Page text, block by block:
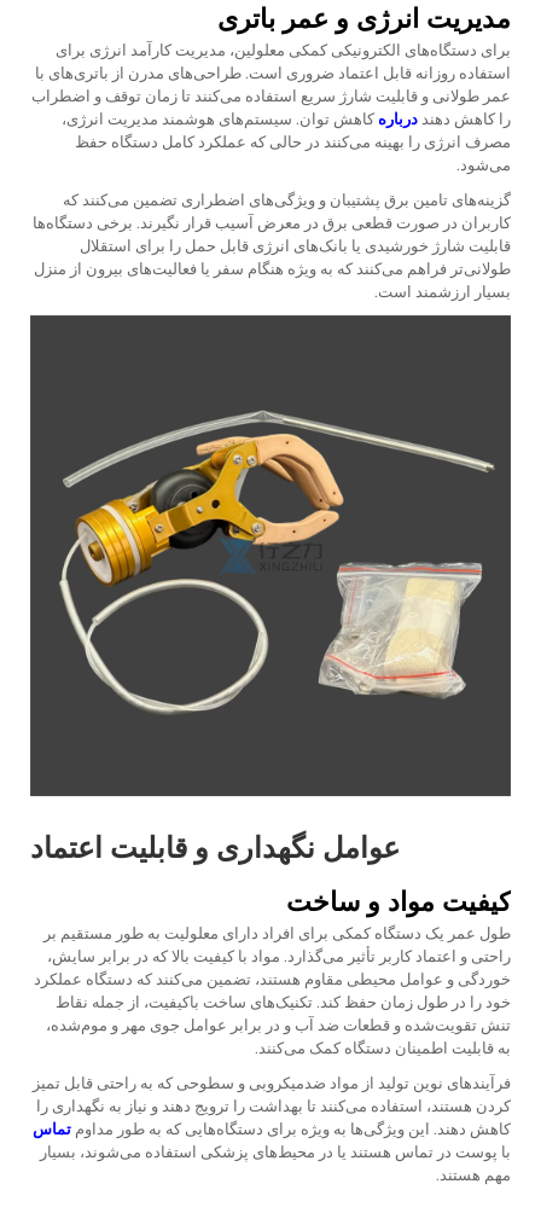
مدیریت انرژی و عمر باتری
برای دستگاه‌های الکترونیکی کمکی معلولین، مدیریت کارآمد انرژی برای
استفاده روزانه قابل اعتماد ضروری است. طراحی‌های مدرن از باتری‌های با
عمر طولانی و قابلیت شارژ سریع استفاده می‌کنند تا زمان توقف و اضطراب
را کاهش دهند دربارهکاهش توان. سیستم‌های هوشمند مدیریت انرژی،
مصرف انرژی را بهینه می‌کنند در حالی که عملکرد کامل دستگاه حفظ
می‌شود.
گزینه‌های تامین برق پشتیبان و ویژگی‌های اضطراری تضمین می‌کنند که
کاربران در صورت قطعی برق در معرض آسیب قرار نگیرند. برخی دستگاه‌ها
قابلیت شارژ خورشیدی یا بانک‌های انرژی قابل حمل را برای استقلال
طولانی‌تر فراهم می‌کنند که به ویژه هنگام سفر یا فعالیت‌های بیرون از منزل
بسیار ارزشمند است.
عوامل نگهداری و قابلیت اعتماد
کیفیت مواد و ساخت
طول عمر یک دستگاه کمکی برای افراد دارای معلولیت به طور مستقیم بر
راحتی و اعتماد کاربر تأثیر می‌گذارد. مواد با کیفیت بالا که در برابر سایش،
خوردگی و عوامل محیطی مقاوم هستند، تضمین می‌کنند که دستگاه عملکرد
خود را در طول زمان حفظ کند. تکنیک‌های ساخت باکیفیت، از جمله نقاط
تنش تقویت‌شده و قطعات ضد آب و در برابر عوامل جوی مهر و موم‌شده،
به قابلیت اطمینان دستگاه کمک می‌کنند.
فرآیندهای نوین تولید از مواد ضدمیکروبی و سطوحی که به راحتی قابل تمیز
کردن هستند، استفاده می‌کنند تا بهداشت را ترویج دهند و نیاز به نگهداری را
کاهش دهند. این ویژگی‌ها به ویژه برای دستگاه‌هایی که به طور مداوم تماس
با پوست در تماس هستند یا در محیط‌های پزشکی استفاده می‌شوند، بسیار
مهم هستند.